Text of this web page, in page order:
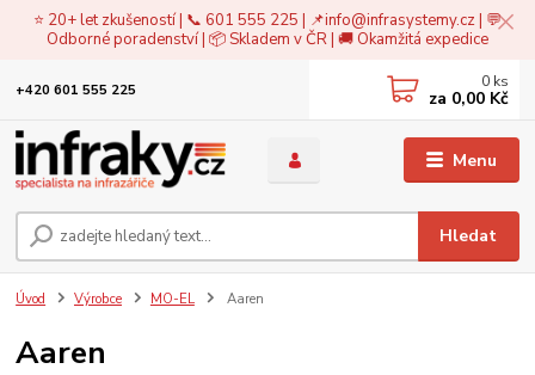
⭐ 20+ let zkušeností | 📞 601 555 225 | 📌info@infrasystemy.cz| 💬
Odborné poradenství | 📦 Skladem v ČR | 🚚 Okamžitá expedice
Menu
Hledat
+420 601 555 225 0 ks
za 0,00 Kč
Úvod Výrobce MO-EL Aaren
Aaren